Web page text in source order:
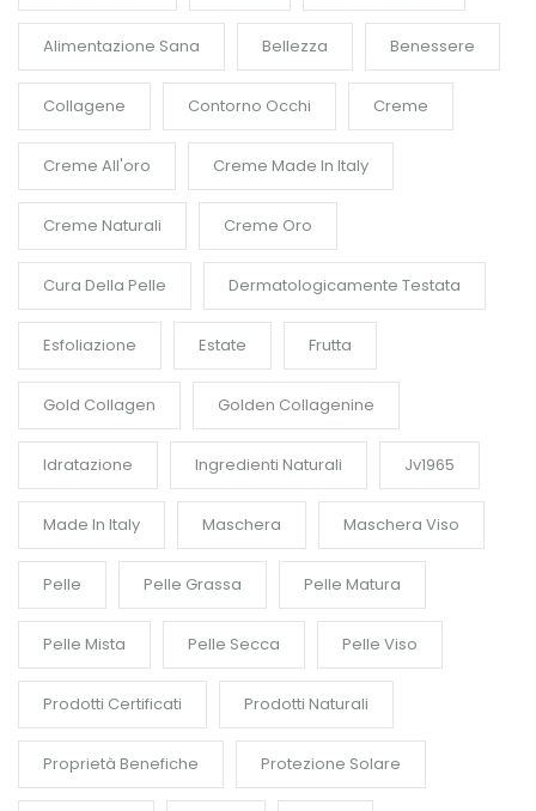
Alimentazione Sana Bellezza Benessere
Collagene Contorno Occhi Creme
Creme All'oro Creme Made In Italy
Creme Naturali Creme Oro
Cura Della Pelle Dermatologicamente Testata
Esfoliazione Estate Frutta
Gold Collagen Golden Collagenine
Idratazione Ingredienti Naturali Jv1965
Made In Italy Maschera Maschera Viso
Pelle Pelle Grassa Pelle Matura
Pelle Mista Pelle Secca Pelle Viso
Prodotti Certificati Prodotti Naturali
Proprietà Benefiche Protezione Solare